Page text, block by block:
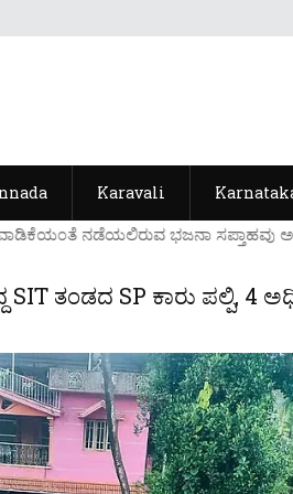
Karavali
ನಡೆಯಲಿರುವ ಭಜನಾ ಸಪ್ತಾಹವು
SIT ತಂಡದ SP ಕಾರು ಪಲ್ಪಿ, 4